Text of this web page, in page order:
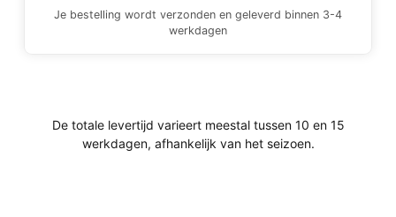
Je bestelling wordt verzonden en geleverd binnen 3-4
werkdagen
De totale levertijd varieert meestal tussen 10 en 15
werkdagen, afhankelijk van het seizoen.